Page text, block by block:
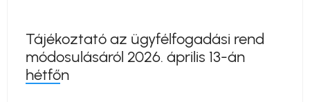
Tájékoztató az ügyfélfogadási rend
módosulásáról 2026. április 13-án
hétfőn